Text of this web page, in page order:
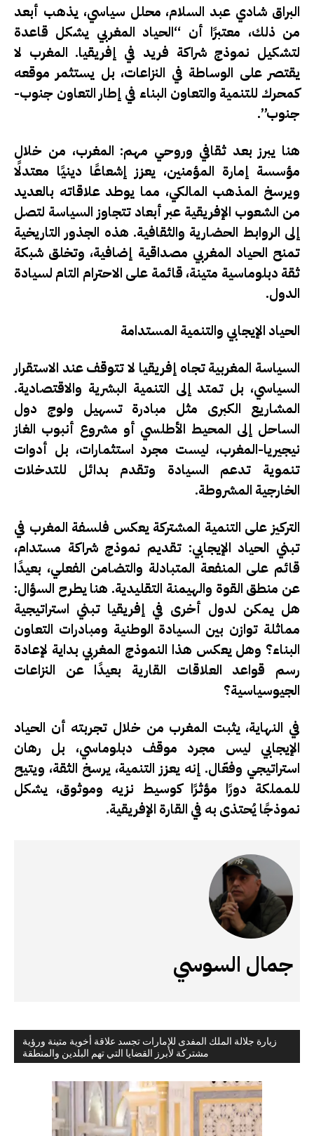
زيارة جلالة الملك المفدى للإمارات تجسد علاقة أخوية متينة ورؤية
مشتركة لأبرز القضايا التي تهم البلدين والمنطقة
البراق شادي عبد السلام، محلل سياسي، يذهب أبعد
من ذلك، معتبرًا أن “الحياد المغربي يشكل قاعدة
لتشكيل نموذج شراكة فريد في إفريقيا. المغرب لا
يقتصر على الوساطة في النزاعات، بل يستثمر موقعه
كمحرك للتنمية والتعاون البناء في إطار التعاون جنوب-
جنوب”.
هنا يبرز بعد ثقافي وروحي مهم: المغرب، من خلال
مؤسسة إمارة المؤمنين، يعزز إشعاعًا دينيًا معتدلًا
ويرسخ المذهب المالكي، مما يوطد علاقاته بالعديد
من الشعوب الإفريقية عبر أبعاد تتجاوز السياسة لتصل
إلى الروابط الحضارية والثقافية. هذه الجذور التاريخية
تمنح الحياد المغربي مصداقية إضافية، وتخلق شبكة
ثقة دبلوماسية متينة، قائمة على الاحترام التام لسيادة
الدول.
الحياد الإيجابي والتنمية المستدامة
السياسة المغربية تجاه إفريقيا لا تتوقف عند الاستقرار
السياسي، بل تمتد إلى التنمية البشرية والاقتصادية.
المشاريع الكبرى مثل مبادرة تسهيل ولوج دول
الساحل إلى المحيط الأطلسي أو مشروع أنبوب الغاز
نيجيريا-المغرب، ليست مجرد استثمارات، بل أدوات
تنموية تدعم السيادة وتقدم بدائل للتدخلات
الخارجية المشروطة.
التركيز على التنمية المشتركة يعكس فلسفة المغرب في
تبني الحياد الإيجابي: تقديم نموذج شراكة مستدام،
قائم على المنفعة المتبادلة والتضامن الفعلي، بعيدًا
عن منطق القوة والهيمنة التقليدية. هنا يطرح السؤال:
هل يمكن لدول أخرى في إفريقيا تبني استراتيجية
مماثلة توازن بين السيادة الوطنية ومبادرات التعاون
البناء؟ وهل يعكس هذا النموذج المغربي بداية لإعادة
رسم قواعد العلاقات القارية بعيدًا عن النزاعات
الجيوسياسية؟
في النهاية، يثبت المغرب من خلال تجربته أن الحياد
الإيجابي ليس مجرد موقف دبلوماسي، بل رهان
استراتيجي وفعّال. إنه يعزز التنمية، يرسخ الثقة، ويتيح
للمملكة دورًا مؤثرًا كوسيط نزيه وموثوق، يشكل
نموذجًا يُحتذى به في القارة الإفريقية.
جمال السوسي